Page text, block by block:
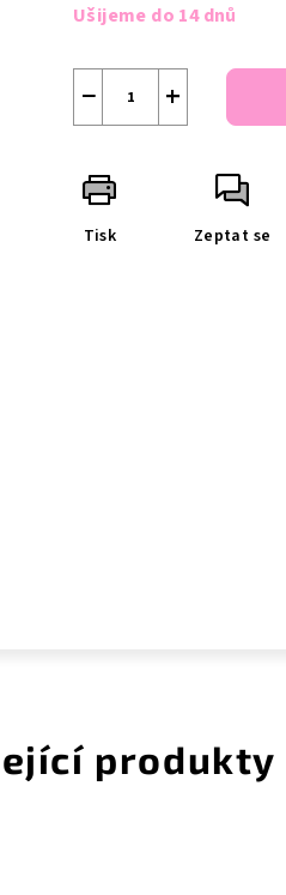
cena:
Ušijeme do 14 dnů
+
−
Tisk Zeptat se
produkty